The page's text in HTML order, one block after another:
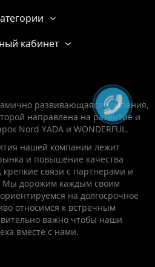
кабинет
развивающаяся компания,
направлена на развитие и
Nord YADA и WONDERFUL.
нашей компании лежит
и повышение качества
связи с партнерами и
Мы дорожим каждым своим
на долгосрочное
относимся к встречным
важно чтобы наши
вместе с нами.